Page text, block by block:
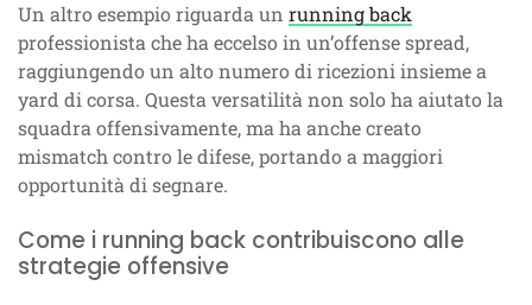
Un altro esempio riguarda un running back
professionista che ha eccelso in un’offense spread,
raggiungendo un alto numero di ricezioni insieme a
yard di corsa. Questa versatilità non solo ha aiutato la
squadra offensivamente, ma ha anche creato
mismatch contro le difese, portando a maggiori
opportunità di segnare.
Come i running back contribuiscono alle
strategie offensive